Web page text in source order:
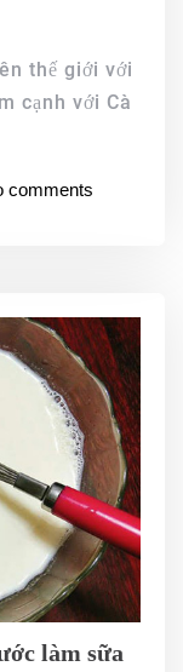
thế giới với
cạnh với Cà
comments
làm sữa